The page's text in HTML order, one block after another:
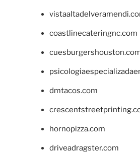
coastlinecateringnc.com
dmtacos.com
hornopizza.com
driveadragster.com